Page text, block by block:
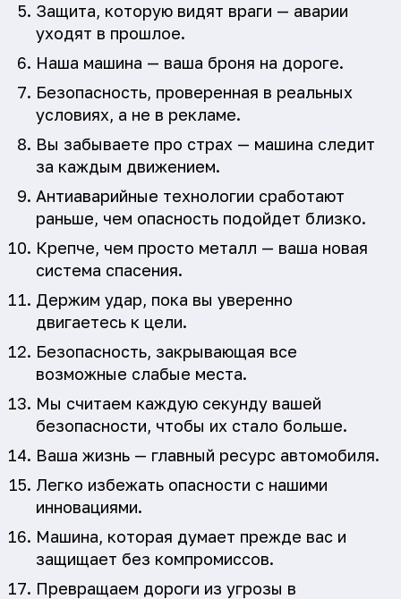
Защита, которую видят враги — аварии
уходят в прошлое.
Наша машина — ваша броня на дороге.
Безопасность, проверенная в реальных
условиях, а не в рекламе.
Вы забываете про страх — машина следит
за каждым движением.
Антиаварийные технологии сработают
раньше, чем опасность подойдет близко.
Крепче, чем просто металл — ваша новая
система спасения.
Держим удар, пока вы уверенно
двигаетесь к цели.
Безопасность, закрывающая все
возможные слабые места.
Мы считаем каждую секунду вашей
безопасности, чтобы их стало больше.
Ваша жизнь — главный ресурс автомобиля.
Легко избежать опасности с нашими
инновациями.
Машина, которая думает прежде вас и
защищает без компромиссов.
Превращаем дороги из угрозы в